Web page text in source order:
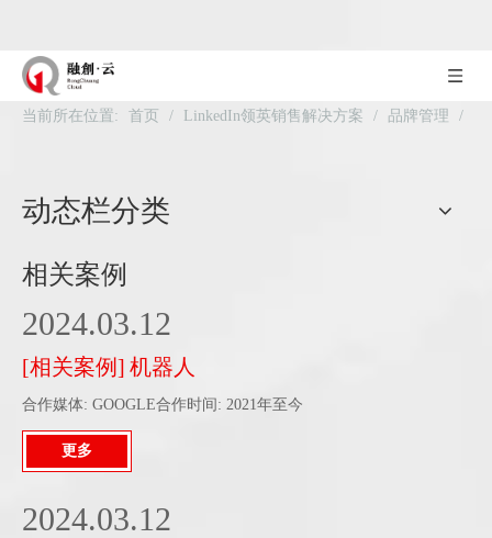
当前所在位置: 首页 / LinkedIn领英销售解决方案 / 品牌管理
/
动态栏分类
相关案例
[相关案例] 机器人
合作媒体: GOOGLE合作时间: 2021年至今
2024.03.12
更多
2024.03.12